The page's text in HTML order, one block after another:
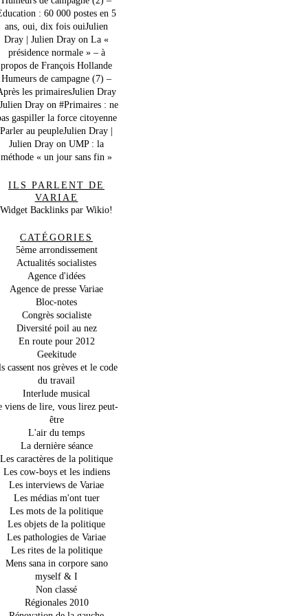
: 60 000 postes en 5
ans, oui, dix fois ouiJulien
Dray | Julien Dray on La «
présidence normale » – à
propos de François Hollande
Humeurs de campagne (7) –
les primairesJulien Dray
Dray on #Primaires : ne
gaspiller la force citoyenne
Parler au peupleJulien Dray |
Julien Dray on UMP : la
méthode « un jour sans fin »
ILS PARLENT DE
VARIAE
Widget Backlinks par Wikio!
CATÉGORIES
5ème arrondissement
Actualités socialistes
Agence d'idées
Agence de presse Variae
Bloc-notes
Congrès socialiste
Diversité poil au nez
En route pour 2012
Geekitude
cassent nos grèves et le code
du travail
Interlude musical
viens de lire, vous lirez peut-
être
L'air du temps
La dernière séance
Les caractères de la politique
Les cow-boys et les indiens
Les interviews de Variae
Les médias m'ont tuer
Les mots de la politique
Les objets de la politique
Les pathologies de Variae
Les rites de la politique
Mens sana in corpore sano
myself & I
Non classé
Régionales 2010